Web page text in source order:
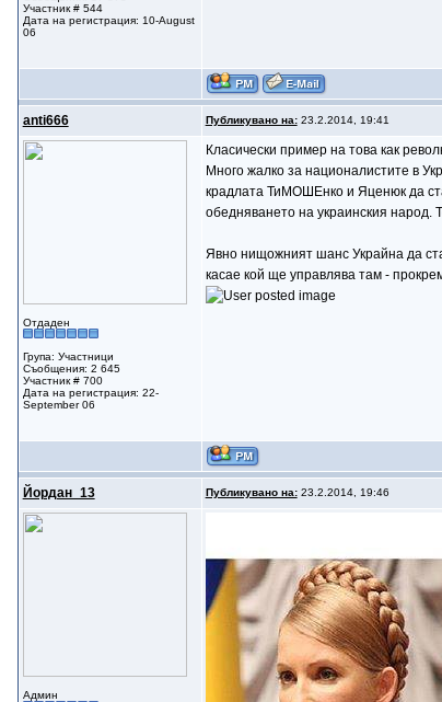
Участник # 544
Дата на регистрация: 10-August
06
anti666 Публикувано на:23.2.2014, 19:41
Отдаден
Група: Участници
Съобщения: 2 645
Участник # 700
Дата на регистрация: 22-
September 06
Класически пример на това как
Много жалко за националистите в
крадлата ТиМОШЕнко и Яценюк да
обедняването на украинския народ.
Явно нищожният шанс Украйна да
касае кой ще управлява там -
Йордан_13 Публикувано на:23.2.2014, 19:46
Админ